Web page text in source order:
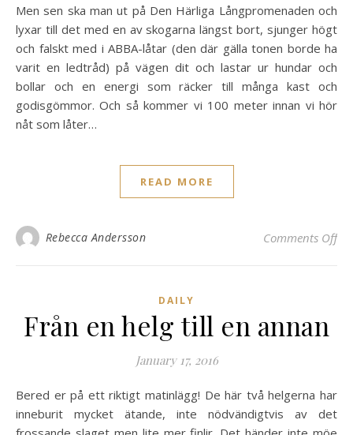
Men sen ska man ut på Den Härliga Långpromenaden och
lyxar till det med en av skogarna längst bort, sjunger högt
och falskt med i ABBA-låtar (den där gälla tonen borde ha
varit en ledtråd) på vägen dit och lastar ur hundar och
bollar och en energi som räcker till många kast och
godisgömmor. Och så kommer vi 100 meter innan vi hör
nåt som låter…
READ MORE
Rebecca Andersson Comments Offon
DAILY
Från en helg till en annan
January 17, 2016
Bered er på ett riktigt matinlägg! De här två helgerna har
inneburit mycket ätande, inte nödvändigtvis av det